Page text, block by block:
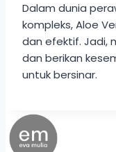
Dalam dunia
kompleks, Aloe
dan efektif. Jadi,
dan berikan
untuk bersinar.